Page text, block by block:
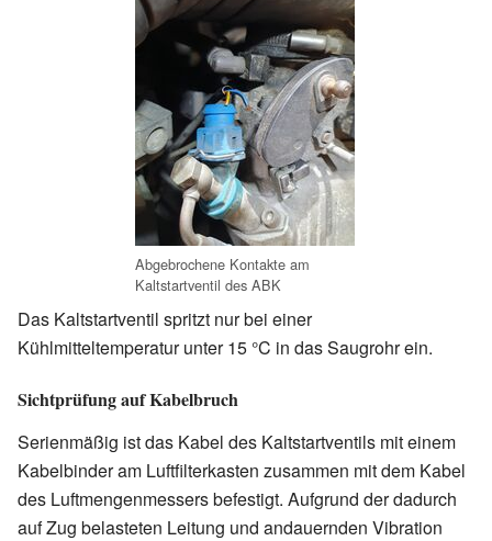
Abgebrochene Kontakte am
Kaltstartventil des ABK
Das Kaltstartventil spritzt nur bei einer
Kühlmitteltemperatur unter 15 °C in das Saugrohr ein.
Sichtprüfung auf Kabelbruch
Serienmäßig ist das Kabel des Kaltstartventils mit einem
Kabelbinder am Luftfilterkasten zusammen mit dem Kabel
des Luftmengenmessers befestigt. Aufgrund der dadurch
auf Zug belasteten Leitung und andauernden Vibration